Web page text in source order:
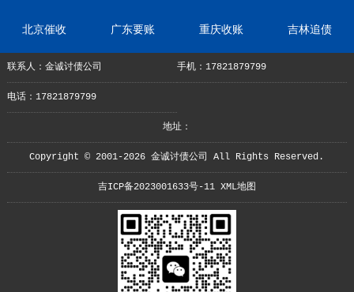
北京催收 广东要账 重庆收账 吉林追债
联系人：金诚讨债公司 手机：17821879799
电话：17821879799
地址：
Copyright © 2001-2026 金诚讨债公司 All Rights Reserved.
吉ICP备2023001633号-11 XML地图